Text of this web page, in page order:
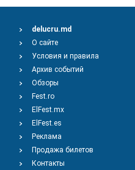
delucru.md
О сайте
Условия и правила
Архив событий
Обзоры
Fest.ro
ElFest.mx
ElFest.es
Реклама
Продажа билетов
Контакты